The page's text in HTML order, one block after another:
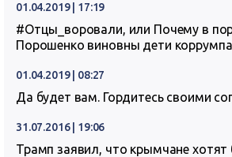
01.04.2019 | 17:19
#Отцы_воровали, или Почему в
Порошенко виновны дети
01.04.2019 | 08:27
Да будет вам. Гордитесь своими
31.07.2016 | 19:06
Трамп заявил, что крымчане хотят